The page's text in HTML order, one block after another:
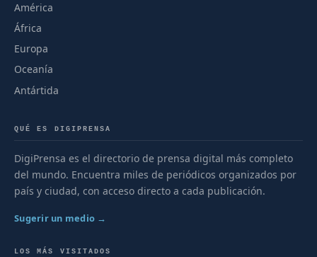
América
África
Europa
Oceanía
Antártida
QUÉ ES DIGIPRENSA
DigiPrensa es el directorio de prensa digital más completo
del mundo. Encuentra miles de periódicos organizados por
país y ciudad, con acceso directo a cada publicación.
Sugerir un medio →
LOS MÁS VISITADOS